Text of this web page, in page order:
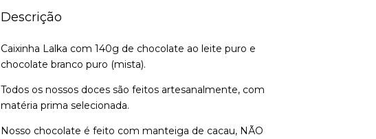
Descrição
Caixinha Lalka com 140g de chocolate ao leite puro e
chocolate branco puro (mista).
Todos os nossos doces são feitos artesanalmente, com
matéria prima selecionada.
Nosso chocolate é feito com manteiga de cacau, NÃO